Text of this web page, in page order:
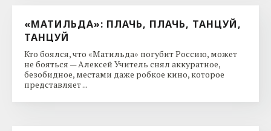
«МАТИЛЬДА»: ПЛАЧЬ, ПЛАЧЬ, ТАНЦУЙ,
ТАНЦУЙ
Кто боялся, что «Матильда» погубит Россию, может
не бояться — Алексей Учитель снял аккуратное,
безобидное, местами даже робкое кино, которое
представляет ...